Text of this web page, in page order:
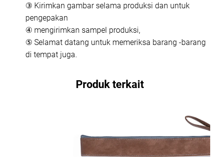
③ Kirimkan gambar selama produksi dan untuk
pengepakan
④ mengirimkan sampel produksi,
⑤ Selamat datang untuk memeriksa barang -barang
di tempat juga.
Produk terkait